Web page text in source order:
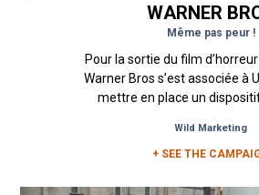
WARNER
Même pas peur !
Pour la sortie du film
Warner Bros s’est associée à
mettre en place un
Wild Marketing
+ SEE THE